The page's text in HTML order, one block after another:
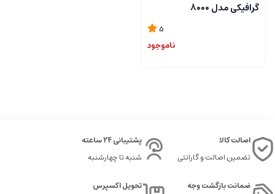
گرافیکی مدل 8000
5
ناموجود
اصالت کالا
تضمین اصالت و گارانتی
پشتیبانی 24 ساعته
شنبه تا چهارشنبه
ضمانت بازگشت وجه
تحویل اکسپرس